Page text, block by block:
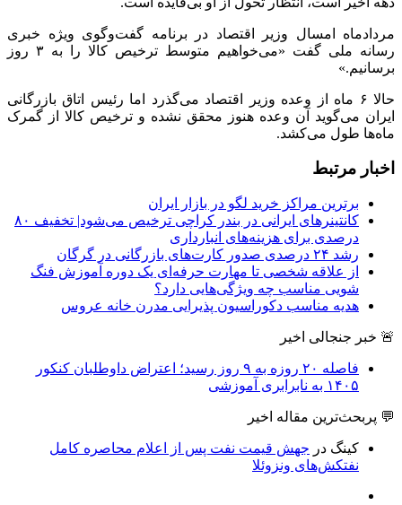
رسانه ملی گفت «می‌خواهیم متوسط ترخیص کالا را به ۳ روز
برسانیم.»
ایران می‌گوید آن وعده هنوز محقق نشده و ترخیص کالا از گمرک
ماه‌ها طول می‌کشد.
درصدی برای هزینه‌های انبارداری
رشد ۲۴ درصدی صدور کارت‌های بازرگانی در گرگان
از علاقه شخصی تا مهارت حرفه‌ای یک دوره آموزش فنگ
شویی مناسب چه ویژگی‌هایی دارد؟
هدیه مناسب دکوراسیون پذیرایی مدرن خانه عروس
۱۴۰۵ به نابرابری آموزشی
نفتکش‌های ونزوئلا